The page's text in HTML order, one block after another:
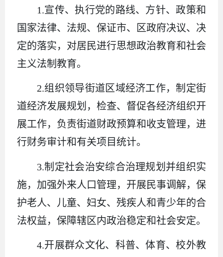
1.宣传、执行党的路线、方针、政策和
国家法律、法规、保证市、区政府决议、决
定的落实，对居民进行思想政治教育和社会
主义法制教育。
2.组织领导街道区域经济工作，制定街
道经济发展规划，检查、督促各经济组织开
展工作，负责街道财政预算和收支管理，进
行财务审计和有关项目统计。
3.制定社会治安综合治理规划并组织实
施，加强外来人口管理，开展民事调解，保
护老人、儿童、妇女、残疾人和青少年的合
法权益，保障辖区内政治稳定和社会安定。
4.开展群众文化、科普、体育、校外教